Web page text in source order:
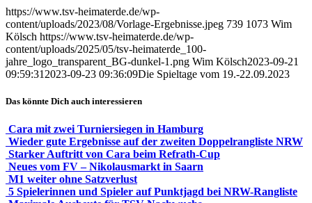
https://www.tsv-heimaterde.de/wp-
content/uploads/2023/08/Vorlage-Ergebnisse.jpeg 739 1073 Wim
Kölsch https://www.tsv-heimaterde.de/wp-
content/uploads/2025/05/tsv-heimaterde_100-
jahre_logo_transparent_BG-dunkel-1.png Wim Kölsch2023-09-21
09:59:31 2023-09-23 09:36:09Die Spieltage vom 19.-22.09.2023
Das könnte Dich auch interessieren
Cara mit zwei Turniersiegen in Hamburg
Wieder gute Ergebnisse auf der zweiten Doppelrangliste NRW
Starker Auftritt von Cara beim Refrath-Cup
Neues vom FV – Nikolausmarkt in Saarn
M1 weiter ohne Satzverlust
5 Spielerinnen und Spieler auf Punktjagd bei NRW-Rangliste